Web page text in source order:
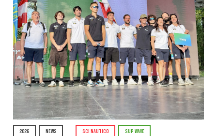
2026 NEWS SCI NAUTICO SUP WAVE